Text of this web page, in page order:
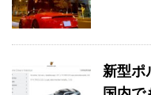
新型ポ